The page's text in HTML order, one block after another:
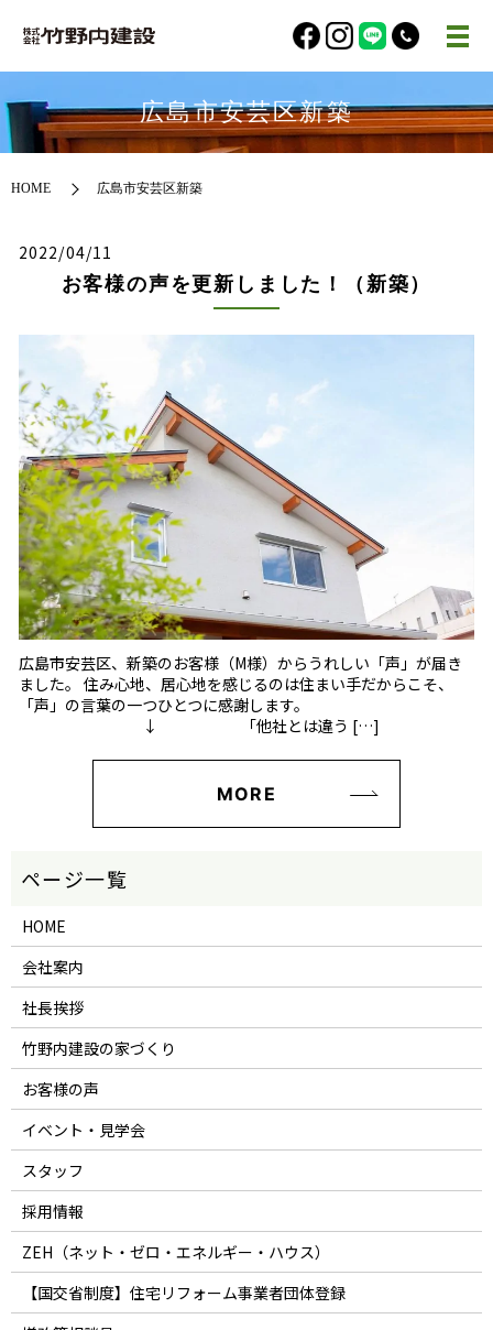
広島市安芸区新築
HOME 広島市安芸区新築
2022/04/11
お客様の声を更新しました！（新築）
広島市安芸区、新築のお客様（M様）からうれしい「声」が届き
ました。 住み心地、居心地を感じるのは住まい手だからこそ、
「声」の言葉の一つひとつに感謝します。
↓ 「他社とは違う […]
MORE
HOME
会社案内
社長挨拶
竹野内建設の家づくり
お客様の声
イベント・見学会
スタッフ
採用情報
ZEH（ネット・ゼロ・エネルギー・ハウス）
【国交省制度】住宅リフォーム事業者団体登録